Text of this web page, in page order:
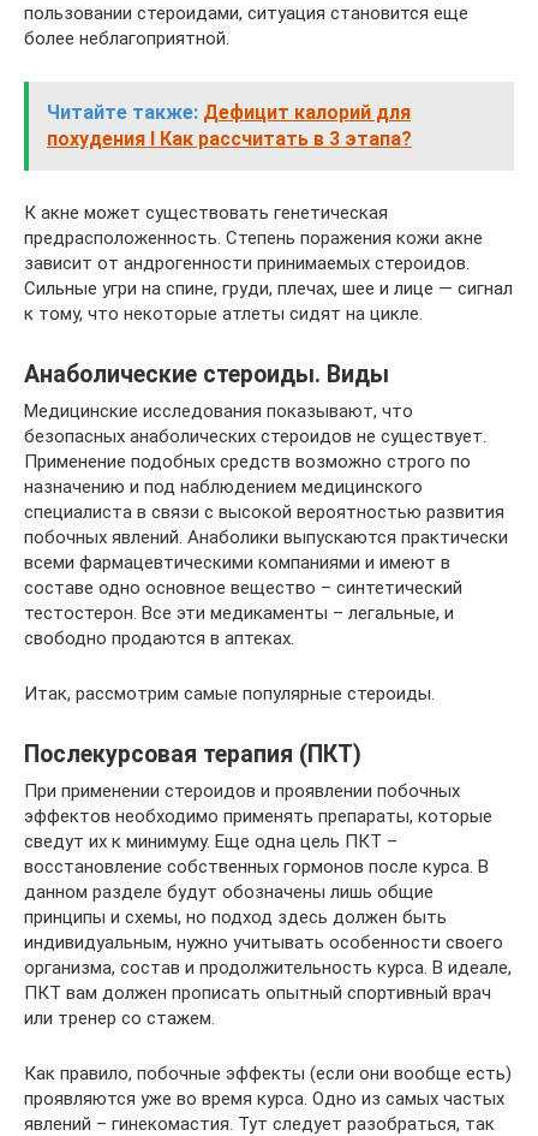
пользовании стероидами, ситуация становится еще
более неблагоприятной.
Читайте также: Дефицит калорий для
похудения I Как рассчитать в 3 этапа?
К акне может существовать генетическая
предрасположенность. Степень поражения кожи акне
зависит от андрогенности принимаемых стероидов.
Сильные угри на спине, груди, плечах, шее и лице — сигнал
к тому, что некоторые атлеты сидят на цикле.
Анаболические стероиды. Виды
Медицинские исследования показывают, что
безопасных анаболических стероидов не существует.
Применение подобных средств возможно строго по
назначению и под наблюдением медицинского
специалиста в связи с высокой вероятностью развития
побочных явлений. Анаболики выпускаются практически
всеми фармацевтическими компаниями и имеют в
составе одно основное вещество – синтетический
тестостерон. Все эти медикаменты – легальные, и
свободно продаются в аптеках.
Итак, рассмотрим самые популярные стероиды.
Послекурсовая терапия (ПКТ)
При применении стероидов и проявлении побочных
эффектов необходимо применять препараты, которые
сведут их к минимуму. Еще одна цель ПКТ –
восстановление собственных гормонов после курса. В
данном разделе будут обозначены лишь общие
принципы и схемы, но подход здесь должен быть
индивидуальным, нужно учитывать особенности своего
организма, состав и продолжительность курса. В идеале,
ПКТ вам должен прописать опытный спортивный врач
или тренер со стажем.
Как правило, побочные эффекты (если они вообще есть)
проявляются уже во время курса. Одно из самых частых
явлений – гинекомастия. Тут следует разобраться, так